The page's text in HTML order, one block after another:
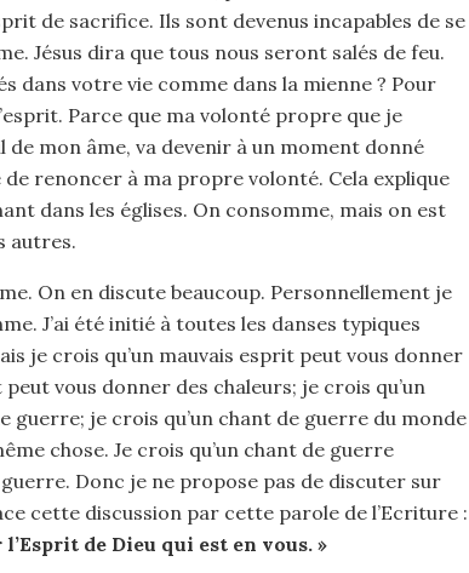
de sacrifice. Ils sont devenus incapables de se
Jésus dira que tous nous seront salés de feu.
dans votre vie comme dans la mienne ? Pour
Parce que ma volonté propre que je
mon âme, va devenir à un moment donné
renoncer à ma propre volonté. Cela explique
dans les églises. On consomme, mais on est
autres.
On en discute beaucoup. Personnellement je
J’ai été initié à toutes les danses typiques
je crois qu’un mauvais esprit peut vous donner
vous donner des chaleurs; je crois qu’un
je crois qu’un chant de guerre du monde
chose. Je crois qu’un chant de guerre
Donc je ne propose pas de discuter sur
cette discussion par cette parole de l’Ecriture :
de Dieu qui est en vous. »